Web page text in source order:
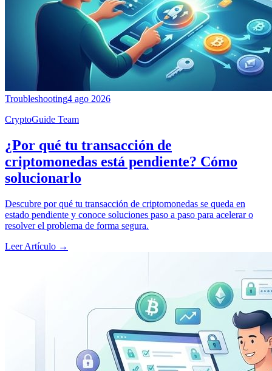
Troubleshooting4 ago 2026
CryptoGuide Team
¿Por qué tu transacción de
criptomonedas está pendiente? Cómo
solucionarlo
Descubre por qué tu transacción de criptomonedas se queda en
estado pendiente y conoce soluciones paso a paso para acelerar o
resolver el problema de forma segura.
Leer Artículo →